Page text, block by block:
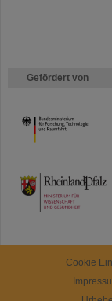
Gefördert von
HMWK
TMWWDG
Cookie